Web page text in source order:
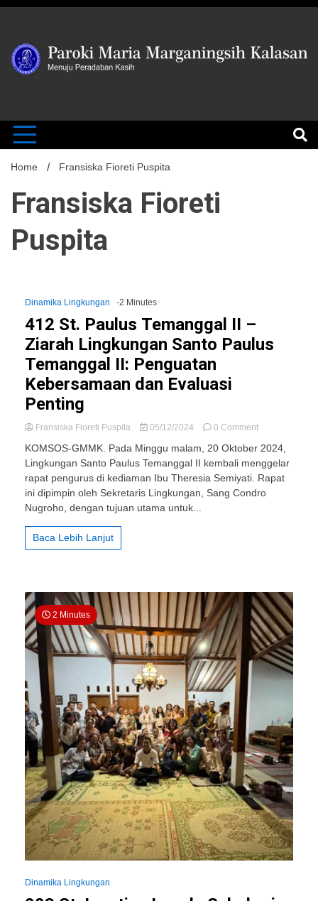
Skip
Paroki
Kalasan
Home Fransiska Fioreti Puspita
Fransiska Fioreti
Puspita
Dinamika Lingkungan -2 Minutes
412 St. Paulus Temanggal II –
Ziarah Lingkungan Santo Paulus
Temanggal II: Penguatan
Kebersamaan dan Evaluasi
Penting
Fransiska Fioreti Puspita 05/12/2024 0 Commenton
St.
Paulus
Temanggal
II
Penguatan
Kebersamaan
dan
Evaluasi
Penting
KOMSOS-GMMK. Pada Minggu malam, 20 Oktober 2024,
Lingkungan Santo Paulus Temanggal II kembali menggelar
rapat pengurus di kediaman Ibu Theresia Semiyati. Rapat
ini dipimpin oleh Sekretaris Lingkungan, Sang Condro
Nugroho, dengan tujuan utama untuk...
Baca Lebih Lanjut
2 Minutes
Dinamika Lingkungan